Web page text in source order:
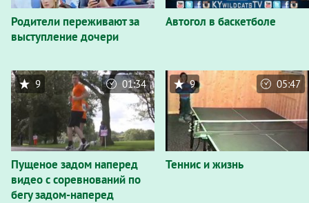
Родители переживают за
выступление дочери
Автогол в баскетболе
Пущеное задом наперед
видео с соревнований по
бегу задом-наперед
9 01:34
Теннис и жизнь
9 05:47